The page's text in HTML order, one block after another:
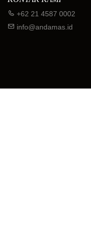
+62 21 4587 0002
info@andamas.id